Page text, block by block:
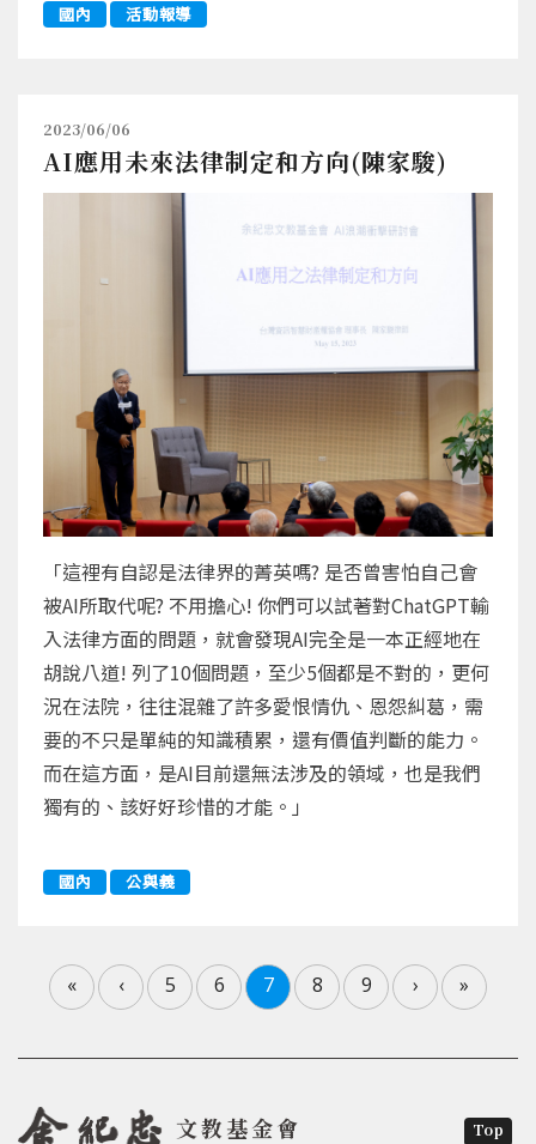
國內 活動報導
2023/06/06
AI應用未來法律制定和方向(陳家駿)
「這裡有自認是法律界的菁英嗎? 是否曾害怕自己會
被AI所取代呢? 不用擔心! 你們可以試著對ChatGPT輸
入法律方面的問題，就會發現AI完全是一本正經地在
胡說八道! 列了10個問題，至少5個都是不對的，更何
況在法院，往往混雜了許多愛恨情仇、恩怨糾葛，需
要的不只是單純的知識積累，還有價值判斷的能力。
而在這方面，是AI目前還無法涉及的領域，也是我們
獨有的、該好好珍惜的才能。」
國內 公與義
« ‹ 5 6 7 8 9 › »
文教基金會 Top